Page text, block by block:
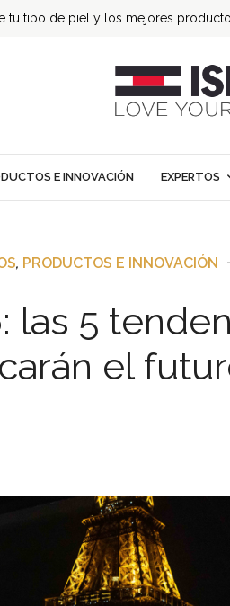
tu tipo de piel y los mejores
E INNOVACIÓN EXPERTOS
, PRODUCTOS E INNOVACIÓN
las 5
el